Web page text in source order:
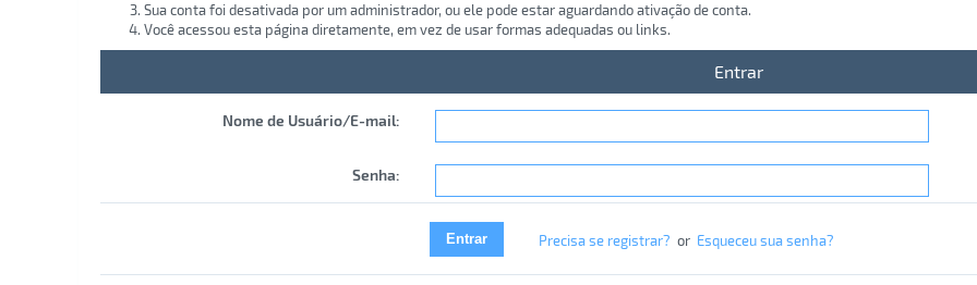
Sua conta foi desativada por um administrador, ou ele pode estar aguardando ativação de conta.
Você acessou esta página diretamente, em vez de usar formas adequadas ou links.
Entrar
Nome de Usuário/E-mail:
Senha:
Precisa se registrar? or Esqueceu sua senha?